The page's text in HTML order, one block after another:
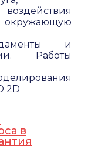
и
Работы
2D
в